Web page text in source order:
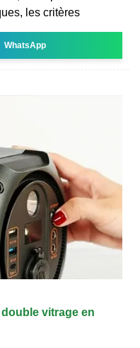
les critères
WhatsApp
vitrage en